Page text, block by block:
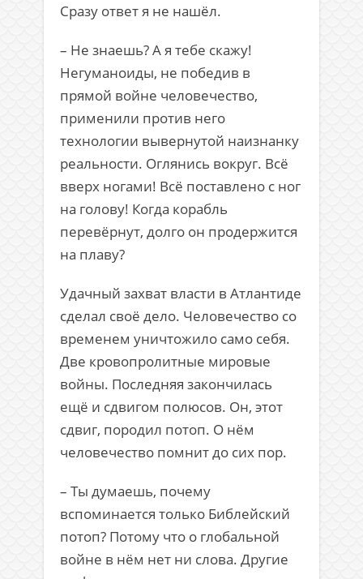
Сразу ответ я не нашёл.
– Не знаешь? А я тебе скажу!
Негуманоиды, не победив в
прямой войне человечество,
применили против него
технологии вывернутой наизнанку
реальности. Оглянись вокруг. Всё
вверх ногами! Всё поставлено с ног
на голову! Когда корабль
перевёрнут, долго он продержится
на плаву?
Удачный захват власти в Атлантиде
сделал своё дело. Человечество со
временем уничтожило само себя.
Две кровопролитные мировые
войны. Последняя закончилась
ещё и сдвигом полюсов. Он, этот
сдвиг, породил потоп. О нём
человечество помнит до сих пор.
– Ты думаешь, почему
вспоминается только Библейский
потоп? Потому что о глобальной
войне в нём нет ни слова. Другие